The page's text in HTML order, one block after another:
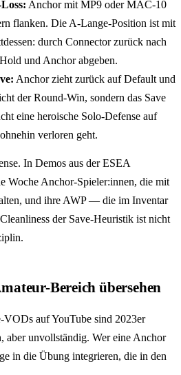
Anchor mit MP9 oder MAC-10
flanken. Die A-Lange-Position ist mit
durch Connector zurück nach
und Anchor abgeben.
Anchor zieht zurück auf Default und
der Round-Win, sondern das Save
eine heroische Solo-Defense auf
verloren geht.
In Demos aus der ESEA
Woche Anchor-Spieler:innen, die mit
und ihre AWP — die im Inventar
der Save-Heuristik ist nicht
Bereich übersehen
auf YouTube sind 2023er
aber unvollständig. Wer eine Anchor
in die Übung integrieren, die in den